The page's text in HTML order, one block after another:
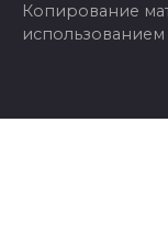
Копирование